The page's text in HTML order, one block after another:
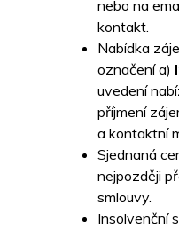
nebo na
kontakt.
Nabídka
označení a)
uvedení
příjmení
a kontaktní
Sjednaná
nejpozději
smlouvy.
Insolvenční